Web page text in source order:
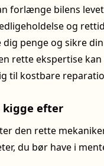
forlænge bilens
og
dig penge og sikre
rette ekspertise
til kostbare
efter
den rette
du bør have i